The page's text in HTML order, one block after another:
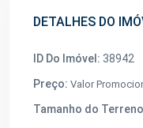
DETALHES DO
ID Do Imóvel: 38942
Preço: Valor
Tamanho do